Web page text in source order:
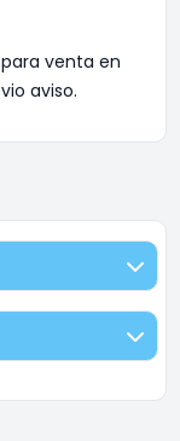
venta en
aviso.